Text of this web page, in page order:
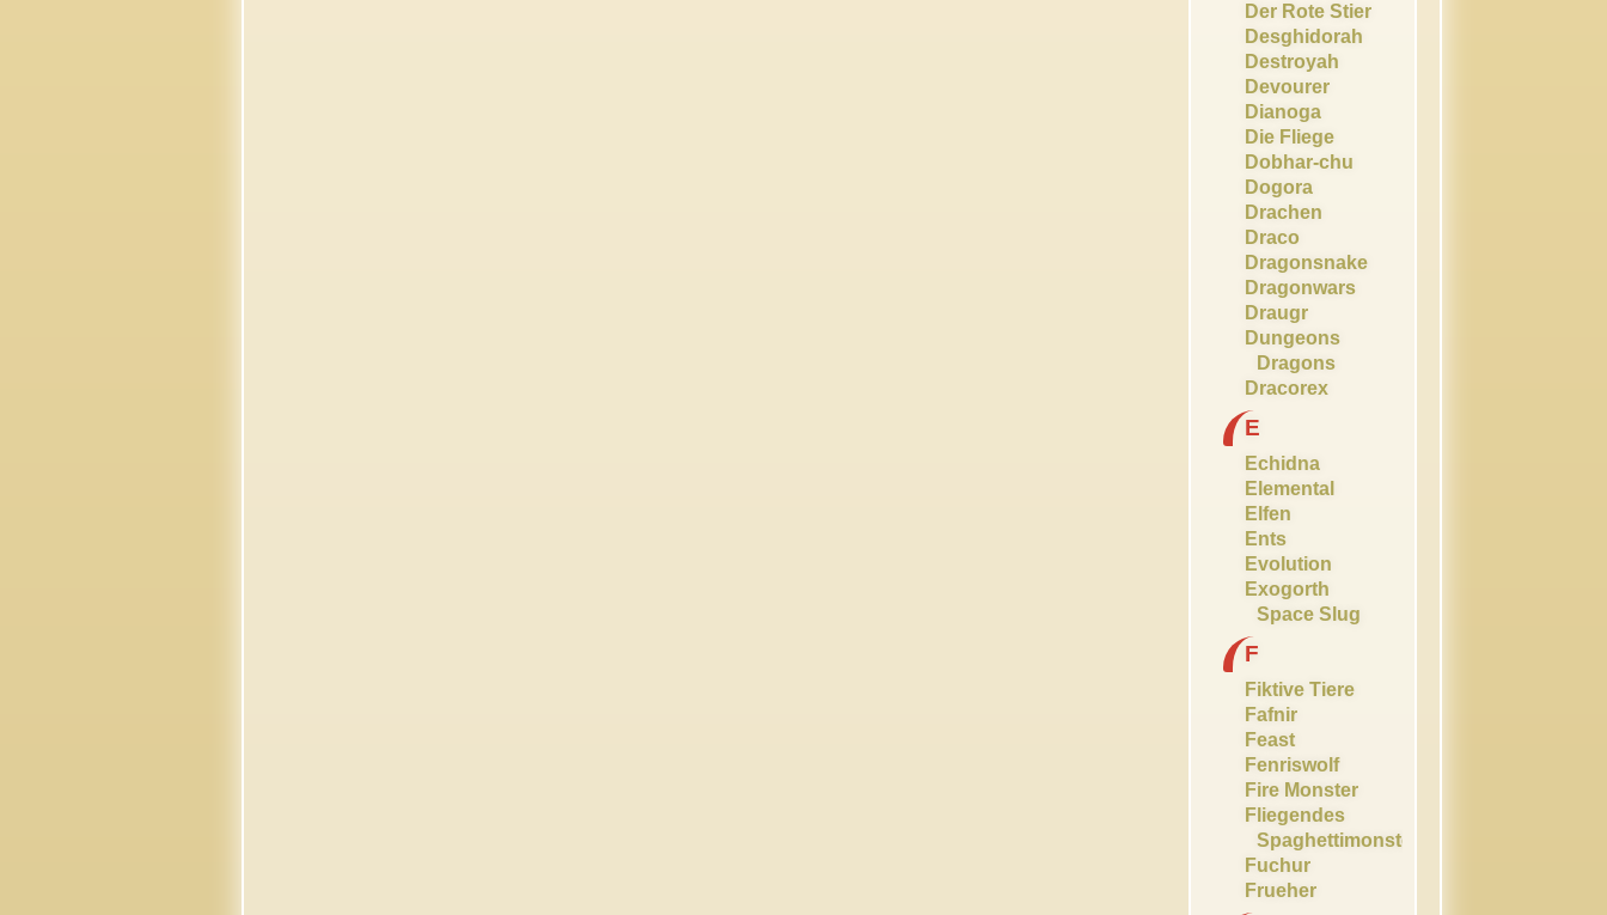
Der Rote Stier
Desghidorah
Destroyah
Devourer
Dianoga
Die Fliege
Dobhar-chu
Dogora
Drachen
Draco
Dragonsnake
Dragonwars
Draugr
Dungeons
Dragons
Dracorex
E
Echidna
Elemental
Elfen
Ents
Evolution
Exogorth
Space Slug
F
Fiktive Tiere
Fafnir
Feast
Fenriswolf
Fire Monster
Fliegendes
Spaghettimonster
Fuchur
Frueher